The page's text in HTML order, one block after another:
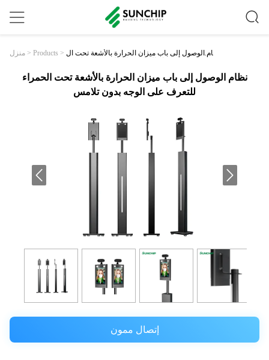
منزل > Products > نظام الوصول إلى باب ميزان الحرارة بالأشعة تحت ال
حمراء للتعرف على الوجه بدون تلامس
نظام الوصول إلى باب ميزان الحرارة بالأشعة تحت الحمراء
للتعرف على الوجه بدون تلامس
إتصال ممون